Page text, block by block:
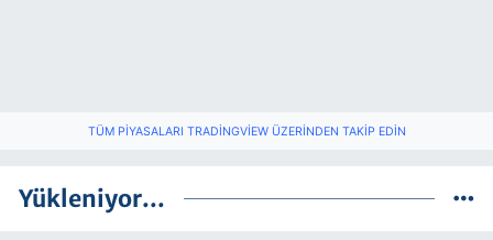
TÜM PIYASALARI TRADINGVIEW ÜZERINDEN TAKIP EDIN
Yükleniyor...